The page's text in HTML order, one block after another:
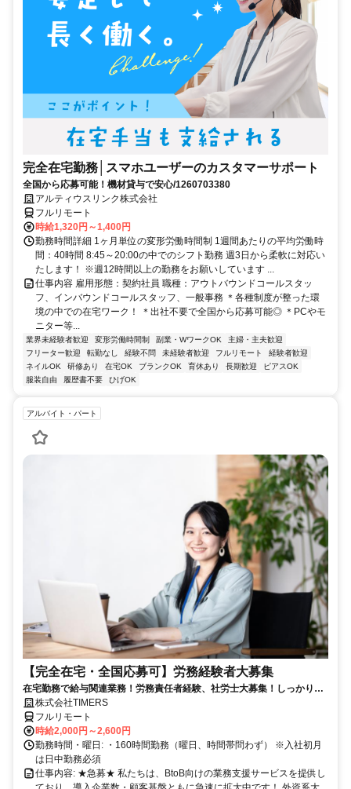
完全在宅勤務│スマホユーザーのカスタマーサポート
全国から応募可能！機材貸与で安心/1260703380
アルティウスリンク株式会社
フルリモート
時給1,320円～1,400円
勤務時間詳細 1ヶ月単位の変形労働時間制 1週間あたりの平均労働時
間：40時間 8:45～20:00の中でのシフト勤務 週3日から柔軟に対応い
たします！ ※週12時間以上の勤務をお願いしています ...
仕事内容 雇用形態：契約社員 職種：アウトバウンドコールスタッ
フ、インバウンドコールスタッフ、一般事務 ＊各種制度が整った環
境の中での在宅ワーク！ ＊出社不要で全国から応募可能◎ ＊PCやモ
ニター等...
業界未経験者歓迎 変形労働時間制 副業・WワークOK
主婦・主夫歓迎
フリーター歓迎
転勤なし 経験不問 未経験者歓迎 フルリモート
経験者歓迎
ネイルOK
研修あり 在宅OK ブランクOK 育休あり 長期歓迎
ピアスOK
服装自由
履歴書不要 ひげOK
アルバイト・パート
【完全在宅・全国応募可】労務経験者大募集
在宅勤務で給与関連業務！労務責任者経験、社労士大募集！しっかり稼
ぎたい方、注目！
株式会社TIMERS
フルリモート
時給2,000円～2,600円
勤務時間・曜日: ・160時間勤務（曜日、時間帯問わず） ※入社初月
は日中勤務必須
仕事内容: ★急募★ 私たちは、BtoB向けの業務支援サービスを提供し